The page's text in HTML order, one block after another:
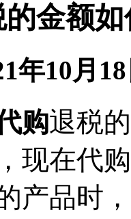
金额
年10月
购退税
现在代
产品时